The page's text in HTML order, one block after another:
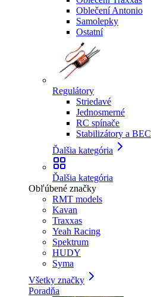
Oblečení Antonio
Samolepky
Ostatní
Regulátory
Striedavé
Jednosmerné
RC spínače
Stabilizátory a BEC
Ďalšia kategória
Ďalšia kategória
Obľúbené značky
RMT models
Kavan
Traxxas
Yeah Racing
Spektrum
HUDY
Syma
Všetky značky
Poradňa